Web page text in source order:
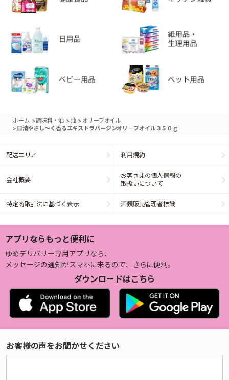
ホーム >調味料・油 >油 > オリーブオイル
> 日清やさし～く香るエキストラバージンオリ－ブオイル３５０ｇ
配送エリア 利用規約
会社概要
お客さまの個人情報の
取扱いについて
特定商取引法に基づく表示 酒類販売管理者標識
アプリならもっと便利に
ゆめデリバリー専用アプリなら、
メッセージの通知がスマホに来るので、さらに便利。
ダウンロードはこちら
お客様の声をお聞かせください